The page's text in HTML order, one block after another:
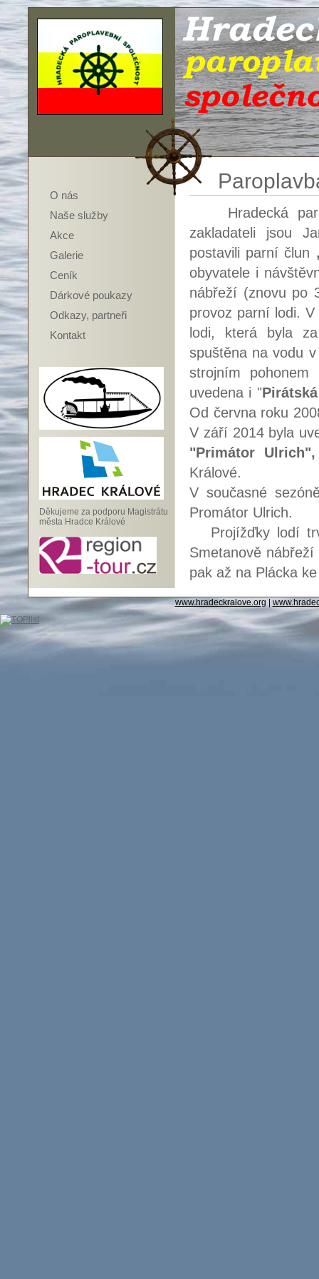
Hradecká
zakladateli jsou
postavili parní člun
obyvatele i
nábřeží (znovu po
provoz parní lodi.
lodi, která byla
spuštěna na vodu
strojním pohonem
uvedena i "
Od června roku
V září 2014 byla
"Primátor Ulrich",
Králové.
V současné
Promátor Ulrich.
Projížďky lodí
Smetanově
pak až na Plácka
O nás
Naše služby
Akce
Galerie
Ceník
Dárkové poukazy
Odkazy, partneři
Kontakt
Děkujeme za podporu Magistrátu
města Hradce Králové
www.hradeckralove.org